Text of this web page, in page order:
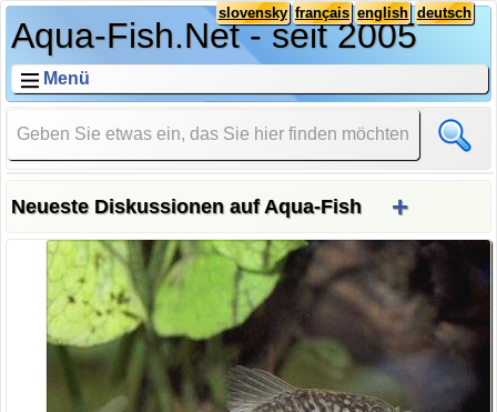
Aqua-Fish.Net - seit 2005
deutsch
english
français
slovensky
Menü
Neueste Diskussionen auf Aqua-Fish +